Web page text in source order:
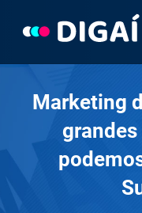
Marketing
grandes